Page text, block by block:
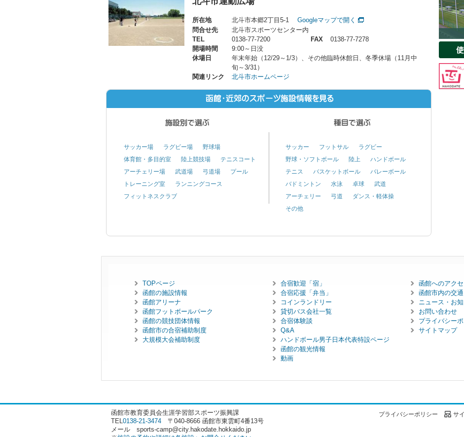
所在地 北斗市本郷2丁目5-1 Googleマップで開く
問合せ先
北斗市スポーツセンター内
TEL
0138-77-7200 FAX
0138-77-7278
開場時間
9:00～日没
休場日
年末年始（12/29～1/3）、その他臨時休館日、冬季休場（11月中
旬～3/31）
関連リンク
北斗市ホームページ
サッカー場 ラグビー場
野球場
体育館・多目的室
陸上競技場
テニスコート
アーチェリー場
武道場 弓道場
プール
トレーニング室
ランニングコース
フィットネスクラブ
サッカー フットサル
ラグビー
野球・ソフトボール
陸上
ハンドボール
テニス
バスケットボール
バレーボール
バドミントン
水泳 卓球
武道
アーチェリー
弓道
ダンス・軽体操
その他
TOPページ
函館の施設情報
函館アリーナ
函館フットボールパーク
函館の競技団体情報
函館市の合宿補助制度
大規模大会補助制度
合宿歓迎「宿」
合宿応援「弁当」
コインランドリー
貸切バス会社一覧
合宿体験談
Q&A
ハンドボール男子日本代表特設ページ
函館の観光情報
動画
函館へのアクセ
函館市内の交通
ニュース・お
お問い合わせ
プライバシー
サイトマップ
プライバシーポリシー サ
函館市教育委員会生涯学習部スポーツ振興課
TEL 0138-21-3474〒040-8666 函館市東雲町4番13号
メール sports-camp@city.hakodate.hokkaido.jp